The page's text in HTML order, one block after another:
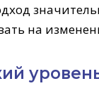
на